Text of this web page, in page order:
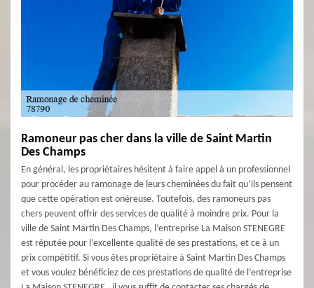
Ramoneur pas cher dans la ville de Saint Martin
Des Champs
En général, les propriétaires hésitent à faire appel à un professionnel
pour procéder au ramonage de leurs cheminées du fait qu’ils pensent
que cette opération est onéreuse. Toutefois, des ramoneurs pas
chers peuvent offrir des services de qualité à moindre prix. Pour la
ville de Saint Martin Des Champs, l’entreprise La Maison STENEGRE
est réputée pour l’excellente qualité de ses prestations, et ce à un
prix compétitif. Si vous êtes propriétaire à Saint Martin Des Champs
et vous voulez bénéficiez de ces prestations de qualité de l’entreprise